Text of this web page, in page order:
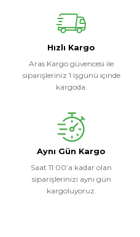
Hızlı Kargo
Aras Kargo güvencesi ile
siparişleriniz 1 işgünü içinde
kargoda.
Aynı Gün Kargo
Saat 11:00’a kadar olan
siparişlerinizi aynı gün
kargoluyoruz.